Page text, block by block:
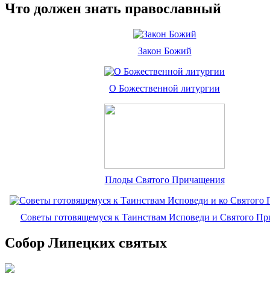
Что должен знать православный
Закон Божий
О Божественной литургии
Плоды Святого Причащения
Советы готовящемуся к Таинствам Исповеди и Святого
Собор Липецких святых